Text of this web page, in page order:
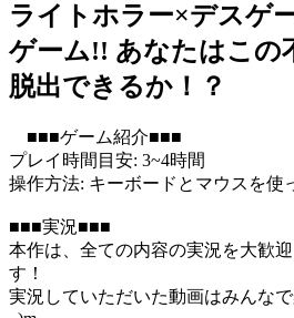
ライトホラー×デスゲ
ゲーム!! あなたはこの
脱出できるか！？
■■■ゲーム紹介■■■
プレイ時間目安: 3~4時間
操作方法: キーボードとマウスを使
■■■実況■■■
本作は、全ての内容の実況を大歓
す！
実況していただいた動画はみんなで